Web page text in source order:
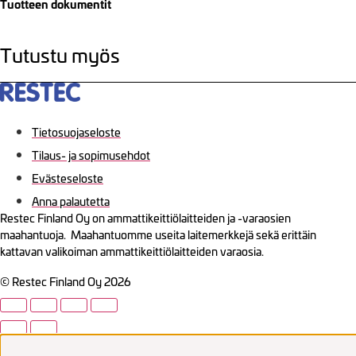
Tuotteen dokumentit
Tutustu myös
Tietosuojaseloste
Tilaus- ja sopimusehdot
Evästeseloste
Anna palautetta
Restec Finland Oy on ammattikeittiölaitteiden ja -varaosien
maahantuoja. Maahantuomme useita laitemerkkejä sekä erittäin
kattavan valikoiman ammattikeittiölaitteiden varaosia.
© Restec Finland Oy 2026